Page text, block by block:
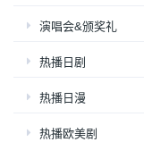
演唱会&颁奖礼
热播日剧
热播日漫
热播欧美剧